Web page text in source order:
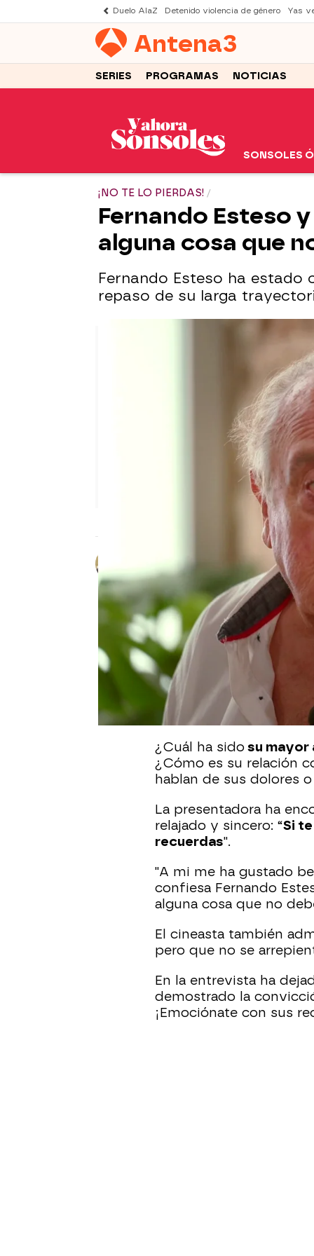
Duelo AlaZ Detenido violencia de género Yas
Antena3
SERIES PROGRAMAS NOTICIAS
SONSOLES
¡NO TE LO PIERDAS!
Fernando Esteso
alguna cosa que
Fernando Esteso ha estado
repaso de su larga
Publicado: 17 de septiembre de
Sonsoles Ónega ha
idohasta Valencia
entrevista muy
El actor, también
cine, que ha
muchas anécdotas
¿Cuál ha sido su mayor
¿Cómo es su relación
hablan de sus dolores
La presentadora ha
relajado y sincero: “Si
recuerdas".
"A mi me ha gustado
confiesa Fernando
alguna cosa que no
El cineasta también
pero que no se
En la entrevista ha
demostrado la
¡Emociónate con sus